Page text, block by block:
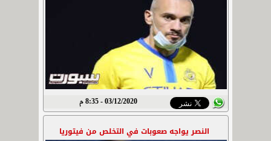
03/12/2020 - 8:35 م
النصر يواجه صعوبات في التخلص من فيتوريا